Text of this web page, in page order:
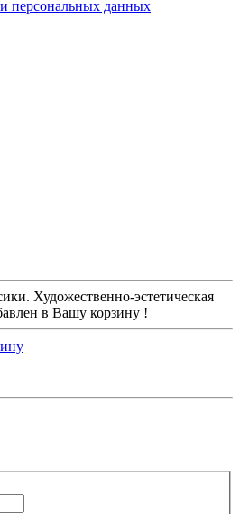
персональных данных
Художественно-эстетическая
в Вашу корзину !